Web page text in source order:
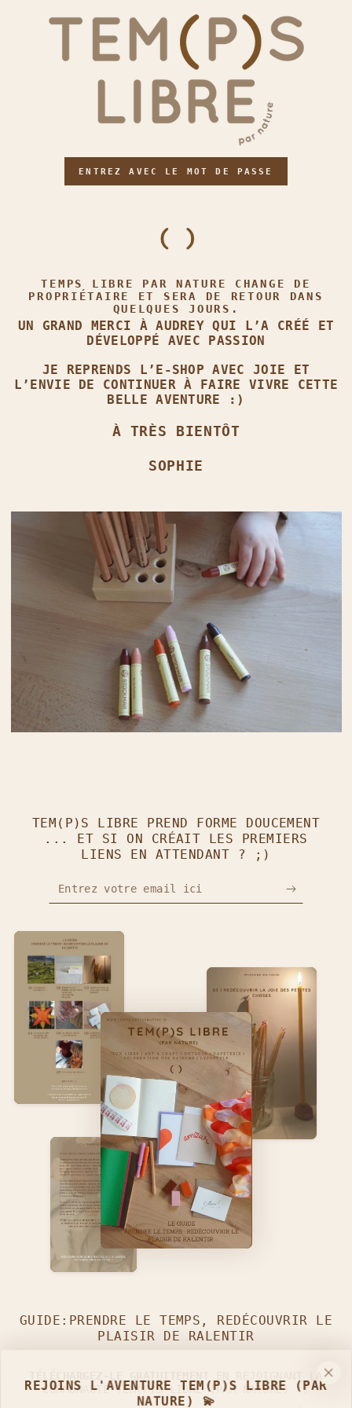
ENTREZ AVEC LE MOT DE PASSE
TEMPS LIBRE PAR NATURE CHANGE DE
PROPRIÉTAIRE ET SERA DE RETOUR DANS
QUELQUES JOURS.
UN GRAND MERCI À AUDREY QUI L’A CRÉÉ ET
DÉVELOPPÉ AVEC PASSION
JE REPRENDS L’E‑SHOP AVEC JOIE ET
L’ENVIE DE CONTINUER À FAIRE VIVRE CETTE
BELLE AVENTURE :)
À TRÈS BIENTÔT
SOPHIE
TEM(P)S LIBRE PREND FORME DOUCEMENT
... ET SI ON CRÉAIT LES PREMIERS
LIENS EN ATTENDANT ? ;)
Entrez votre email ici
GUIDE:PRENDRE LE TEMPS, REDÉCOUVRIR LE
PLAISIR DE RALENTIR
COMMUNAUTÉ TEM(P)S LIBRE (PAR NATURE) :)
REJOINS L'AVENTURE TEM(P)S LIBRE (PAR
NATURE) 💫